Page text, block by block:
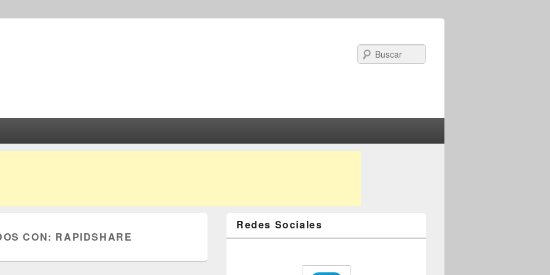
CON: RAPIDSHARE
Redes Sociales